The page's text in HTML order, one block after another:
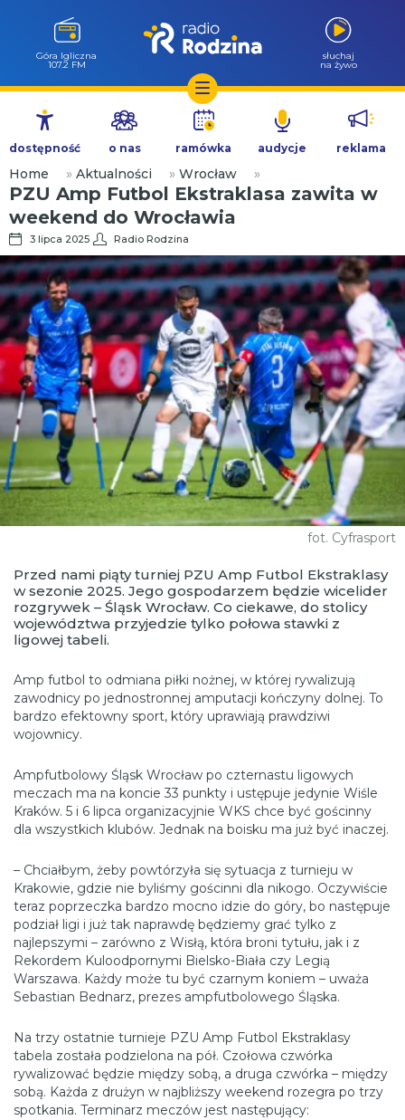
Przejdź
treści
Góra Igliczna
107.2 FM
słuchaj
na żywo
dostępność o nas ramówka audycje reklama
Home » Aktualności » Wrocław »
PZU Amp Futbol Ekstraklasa zawita w
weekend do Wrocławia
3 lipca 2025 Radio Rodzina
fot. Cyfrasport
Przed nami piąty turniej PZU Amp Futbol Ekstraklasy
w sezonie 2025. Jego gospodarzem będzie wicelider
rozgrywek – Śląsk Wrocław. Co ciekawe, do stolicy
województwa przyjedzie tylko połowa stawki z
ligowej tabeli.
Amp futbol to odmiana piłki nożnej, w której rywalizują
zawodnicy po jednostronnej amputacji kończyny dolnej. To
bardzo efektowny sport, który uprawiają prawdziwi
wojownicy.
Ampfutbolowy Śląsk Wrocław po czternastu ligowych
meczach ma na koncie 33 punkty i ustępuje jedynie Wiśle
Kraków. 5 i 6 lipca organizacyjnie WKS chce być gościnny
dla wszystkich klubów. Jednak na boisku ma już być inaczej.
– Chciałbym, żeby powtórzyła się sytuacja z turnieju w
Krakowie, gdzie nie byliśmy gościnni dla nikogo. Oczywiście
teraz poprzeczka bardzo mocno idzie do góry, bo następuje
podział ligi i już tak naprawdę będziemy grać tylko z
najlepszymi – zarówno z Wisłą, która broni tytułu, jak i z
Rekordem Kuloodpornymi Bielsko-Biała czy Legią
Warszawa. Każdy może tu być czarnym koniem – uważa
Sebastian Bednarz, prezes ampfutbolowego Śląska.
Na trzy ostatnie turnieje PZU Amp Futbol Ekstraklasy
tabela została podzielona na pół. Czołowa czwórka
rywalizować będzie między sobą, a druga czwórka – między
sobą. Każda z drużyn w najbliższy weekend rozegra po trzy
spotkania. Terminarz meczów jest następujący: